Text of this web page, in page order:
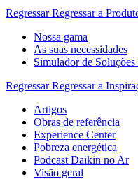
Regressar Regressar a
Nossa gama
As suas necessidades
Simulador de
Regressar Regressar a
Artigos
Obras de referência
Experience Center
Pobreza energética
Podcast Daikin no Ar
Visão geral